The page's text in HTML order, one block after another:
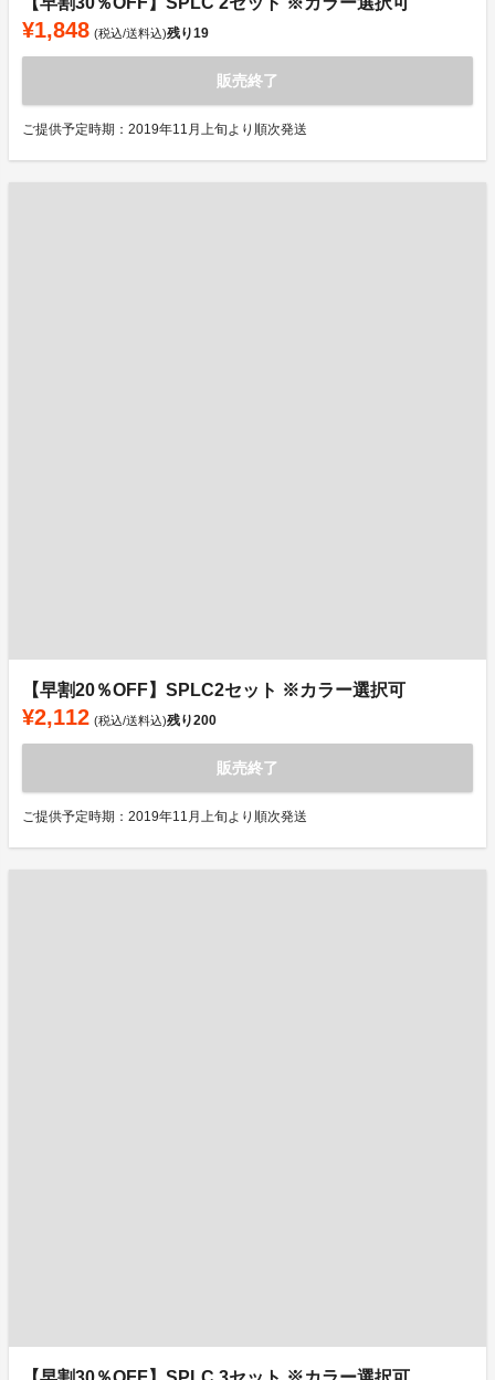
¥1,848 (税込/送料込)残り19
販売終了
ご提供予定時期：2019年11月上旬より順次発送
【早割20％OFF】SPLC2セット ※カラー選択可
¥2,112 (税込/送料込)残り200
販売終了
ご提供予定時期：2019年11月上旬より順次発送